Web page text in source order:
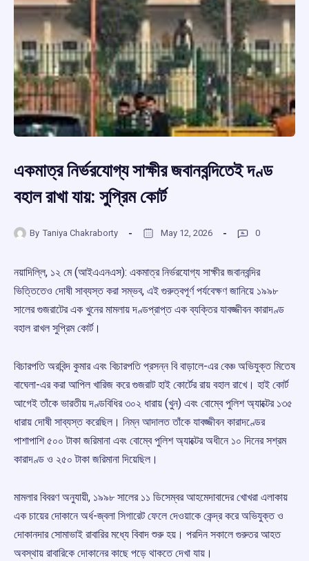
একমাত্র নির্ভরযোগ্য সাক্ষীর জবানবন্দিতেই দণ্ড
বহাল রাখা যায়: সুপ্রিম কোর্ট
By Taniya Chakraborty May 12, 2026 0
নয়াদিল্লি, ১২ মে (আইএএনএস): একমাত্র নির্ভরযোগ্য সাক্ষীর জবানবন্দির
ভিত্তিতেও দোষী সাব্যস্ত করা সম্ভব, এই গুরুত্বপূর্ণ পর্যবেক্ষণ জানিয়ে ১৯৯৮
সালের গুজরাটের এক খুনের মামলায় দণ্ডপ্রাপ্ত এক ব্যক্তির যাবজ্জীবন কারাদণ্ড
বহাল রাখল সুপ্রিম কোর্ট।
বিচারপতি অরবিন্দ কুমার এবং বিচারপতি প্রসন্ন বি বাড়ালে-এর বেঞ্চ অভিযুক্ত মিতেষ
বাঘেলা-এর করা আপিল খারিজ করে গুজরাট হাই কোর্টের রায় বহাল রাখে। হাই কোর্ট
আগেই তাঁকে ভারতীয় দণ্ডবিধির ৩০২ ধারায় (খুন) এবং বোম্বে পুলিশ অ্যাক্টের ১৩৫
ধারায় দোষী সাব্যস্ত করেছিল। নিম্ন আদালত তাঁকে যাবজ্জীবন কারাদণ্ডের
পাশাপাশি ৫০০ টাকা জরিমানা এবং বোম্বে পুলিশ অ্যাক্টের অধীনে ১০ দিনের সশ্রম
কারাদণ্ড ও ২৫০ টাকা জরিমানা দিয়েছিল।
মামলার বিবরণ অনুযায়ী, ১৯৯৮ সালের ১১ ডিসেম্বর আহমেদাবাদের খোখরা এলাকায়
এক চায়ের দোকানে অর্ধ-জ্বলা সিগারেট ফেলে দেওয়াকে কেন্দ্র করে অভিযুক্ত ও
দোকানদার সোমাভাই রাবারির মধ্যে বিবাদ শুরু হয়। পরদিন সকালে গুরুতর আহত
অবস্থায় রাবারিকে দোকানের কাছে পড়ে থাকতে দেখা যায়।